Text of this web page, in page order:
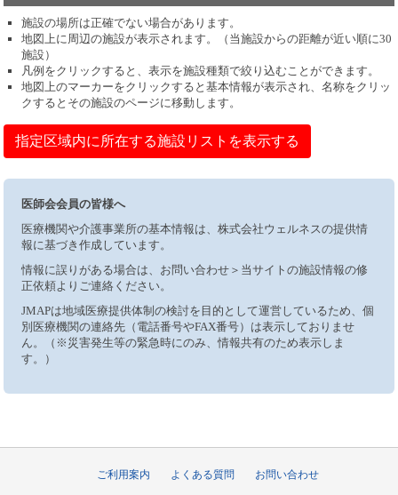
施設の場所は正確でない場合があります。
地図上に周辺の施設が表示されます。（当施設からの距離が近い順に30
施設）
凡例をクリックすると、表示を施設種類で絞り込むことができます。
地図上のマーカーをクリックすると基本情報が表示され、名称をクリッ
クするとその施設のページに移動します。
指定区域内に所在する施設リストを表示する
医師会会員の皆様へ
医療機関や介護事業所の基本情報は、株式会社ウェルネスの提供情
報に基づき作成しています。
情報に誤りがある場合は、お問い合わせ＞当サイトの施設情報の修
正依頼よりご連絡ください。
JMAPは地域医療提供体制の検討を目的として運営しているため、個
別医療機関の連絡先（電話番号やFAX番号）は表示しておりませ
ん。（※災害発生等の緊急時にのみ、情報共有のため表示しま
す。）
ご利用案内 よくある質問 お問い合わせ